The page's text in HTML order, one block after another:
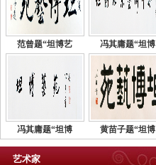
范曾题“坦博艺 冯其庸题“坦博
冯其庸题“坦博 黄苗子题“坦博
艺术家